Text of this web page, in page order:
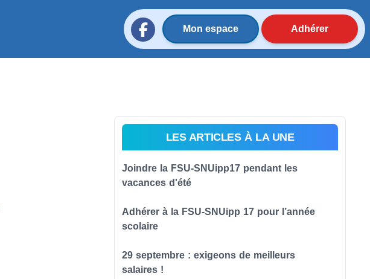
Mon espace Adhérer
LES ARTICLES À LA UNE
Joindre la FSU-SNUipp17 pendant les
vacances d'été
Adhérer à la FSU-SNUipp 17 pour l’année
scolaire
29 septembre : exigeons de meilleurs
salaires !